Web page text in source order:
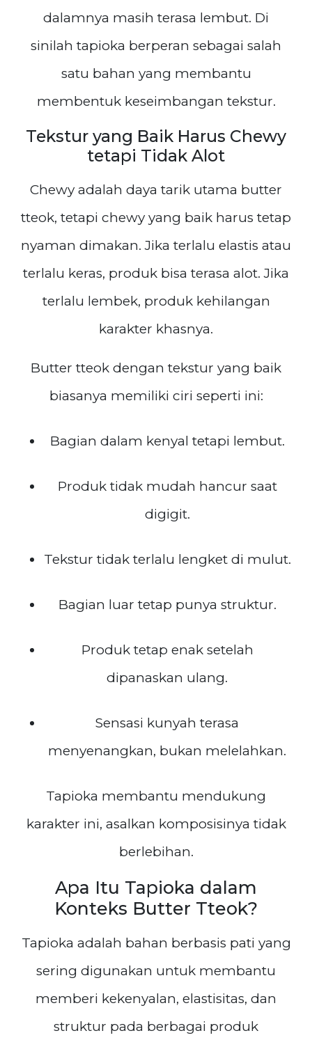
dalamnya masih terasa lembut. Di
sinilah tapioka berperan sebagai salah
satu bahan yang membantu
membentuk keseimbangan tekstur.
Tekstur yang Baik Harus Chewy
tetapi Tidak Alot
Chewy adalah daya tarik utama butter
tteok, tetapi chewy yang baik harus tetap
nyaman dimakan. Jika terlalu elastis atau
terlalu keras, produk bisa terasa alot. Jika
terlalu lembek, produk kehilangan
karakter khasnya.
Butter tteok dengan tekstur yang baik
biasanya memiliki ciri seperti ini:
Bagian dalam kenyal tetapi lembut.
Produk tidak mudah hancur saat
digigit.
Tekstur tidak terlalu lengket di mulut.
Bagian luar tetap punya struktur.
Produk tetap enak setelah
dipanaskan ulang.
Sensasi kunyah terasa
menyenangkan, bukan melelahkan.
Tapioka membantu mendukung
karakter ini, asalkan komposisinya tidak
berlebihan.
Apa Itu Tapioka dalam
Konteks Butter Tteok?
Tapioka adalah bahan berbasis pati yang
sering digunakan untuk membantu
memberi kekenyalan, elastisitas, dan
struktur pada berbagai produk